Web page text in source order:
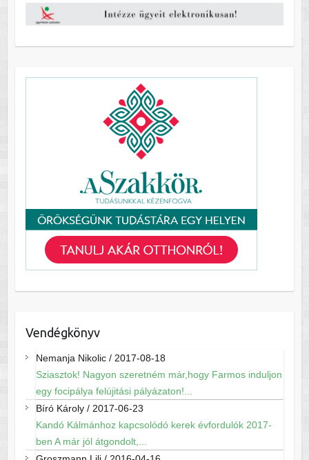
Vendégkönyv
Nemanja Nikolic/ 2017-08-18
Sziasztok! Nagyon szeretném már,hogy Farmos induljon
egy focipálya felújitási pályázaton!...
Bíró Károly/ 2017-06-23
Kandó Kálmánhoz kapcsolódó kerek évfordulók 2017-
ben A már jól átgondolt,...